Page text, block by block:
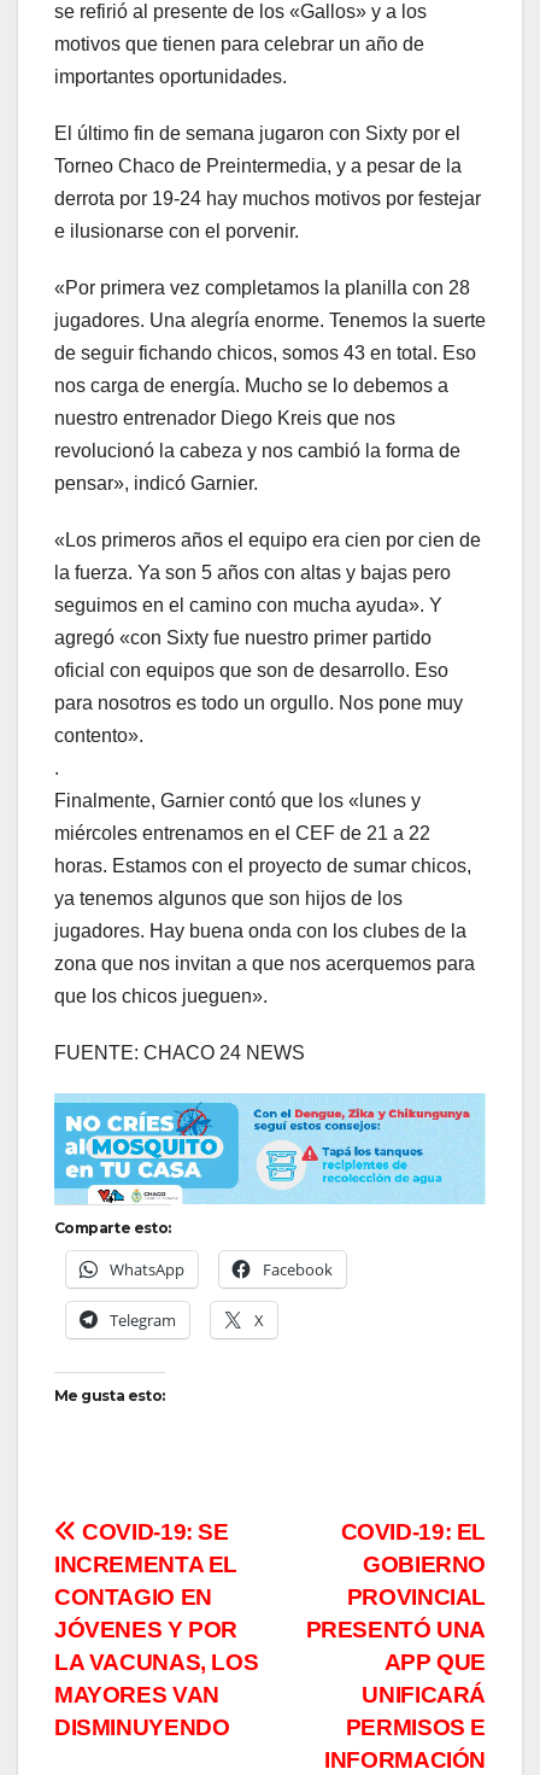
se refirió al presente de los «Gallos» y a los
motivos que tienen para celebrar un año de
importantes oportunidades.
El último fin de semana jugaron con Sixty por el
Torneo Chaco de Preintermedia, y a pesar de la
derrota por 19-24 hay muchos motivos por festejar
e ilusionarse con el porvenir.
«Por primera vez completamos la planilla con 28
jugadores. Una alegría enorme. Tenemos la suerte
de seguir fichando chicos, somos 43 en total. Eso
nos carga de energía. Mucho se lo debemos a
nuestro entrenador Diego Kreis que nos
revolucionó la cabeza y nos cambió la forma de
pensar», indicó Garnier.
«Los primeros años el equipo era cien por cien de
la fuerza. Ya son 5 años con altas y bajas pero
seguimos en el camino con mucha ayuda». Y
agregó «con Sixty fue nuestro primer partido
oficial con equipos que son de desarrollo. Eso
para nosotros es todo un orgullo. Nos pone muy
contento».
.
Finalmente, Garnier contó que los «lunes y
miércoles entrenamos en el CEF de 21 a 22
horas. Estamos con el proyecto de sumar chicos,
ya tenemos algunos que son hijos de los
jugadores. Hay buena onda con los clubes de la
zona que nos invitan a que nos acerquemos para
que los chicos jueguen».
FUENTE: CHACO 24 NEWS
Comparte esto:
WhatsApp Facebook
Telegram X
Me gusta esto:
Navegación
de
entradas
COVID-19: EL
GOBIERNO
PROVINCIAL
PRESENTÓ UNA
APP QUE
UNIFICARÁ
PERMISOS E
INFORMACIÓN
COVID-19: SE
INCREMENTA EL
CONTAGIO EN
JÓVENES Y POR
LA VACUNAS, LOS
MAYORES VAN
DISMINUYENDO